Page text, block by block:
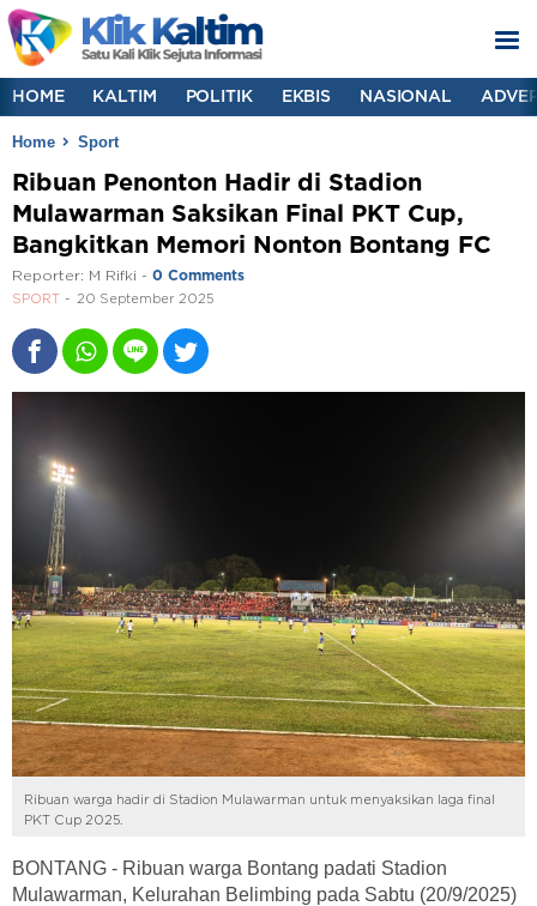
HOME KALTIM POLITIK EKBIS NASIONAL
Home Sport
Ribuan Penonton Hadir di Stadion
Mulawarman Saksikan Final PKT Cup,
Bangkitkan Memori Nonton Bontang FC
Reporter: M Rifki - 0 Comments
SPORT 20 September 2025
Ribuan warga hadir di Stadion Mulawarman untuk menyaksikan laga final
PKT Cup 2025.
BONTANG - Ribuan warga Bontang padati Stadion
Mulawarman, Kelurahan Belimbing pada Sabtu (20/9/2025)